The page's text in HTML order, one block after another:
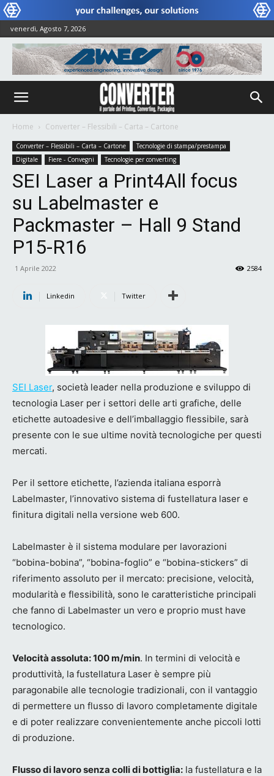
venerdì, Agosto 7, 2026
Home Converter – Flessibili – Carta – Cartone
Converter – Flessibili – Carta – Cartone
Tecnologie di stampa/prestampa
Digitale
Fiere - Convegni Tecnologie per converting
SEI Laser a Print4All focus
su Labelmaster e
Packmaster – Hall 9 Stand
P15-R16
1 Aprile 2022 2584
Linkedin Twitter
SEI Laser, società leader nella produzione e sviluppo di
tecnologia Laser per i settori delle arti grafiche, delle
etichette autoadesive e dell’imballaggio flessibile, sarà
presente con le sue ultime novità tecnologiche per questi
mercati.
Per il settore etichette, l’azienda italiana esporrà
Labelmaster, l’innovativo sistema di fustellatura laser e
finitura digitali nella versione web 600.
Labelmaster è il sistema modulare per lavorazioni
“bobina-bobina”, “bobina-foglio” e “bobina-stickers” di
riferimento assoluto per il mercato: precisione, velocità,
modularità e flessibilità, sono le caratteristiche principali
che fanno di Labelmaster un vero e proprio must have
tecnologico.
Velocità assoluta: 100 m/min. In termini di velocità e
produttività, la fustellatura Laser è sempre più
paragonabile alle tecnologie tradizionali, con il vantaggio
di permettere un flusso di lavoro completamente digitale
e di poter realizzare convenientemente anche piccoli lotti
di produzione.
Flusso di lavoro senza colli di bottiglia: la fustellatura e la